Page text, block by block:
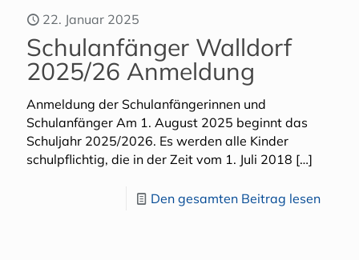
22. Januar 2025
Schulanfänger Walldorf
2025/26 Anmeldung
Anmeldung der Schulanfängerinnen und
Schulanfänger Am 1. August 2025 beginnt das
Schuljahr 2025/2026. Es werden alle Kinder
schulpflichtig, die in der Zeit vom 1. Juli 2018 […]
Den gesamten Beitrag lesen